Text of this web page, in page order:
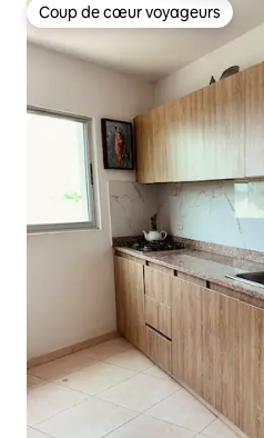
Coup de cœur voyageurs
Coup de cœur voyageurs